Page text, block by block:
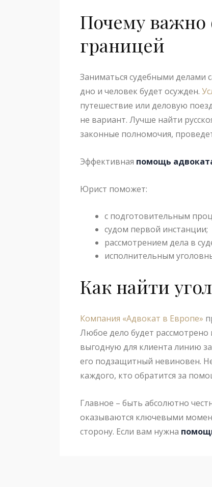
Почему важно
границей
Заниматься судебными делами
дно и человек будет осужден.
путешествие или деловую
не вариант. Лучше найти
законные полномочия,
Эффективная помощь
Юрист поможет:
с подготовительным
судом первой инстанции;
рассмотрением дела в
исполнительным
Как найти
Компания «Адвокат в Европе»
Любое дело будет
выгодную для клиента линию
его подзащитный невиновен.
каждого, кто обратится за
Главное – быть абсолютно
оказываются ключевыми
сторону. Если вам нужна